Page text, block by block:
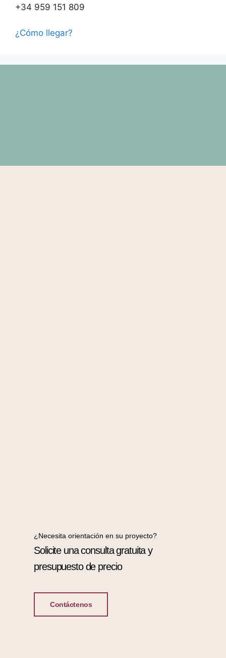
+34 959 151 809
¿Cómo llegar?
¿Necesita orientación en su proyecto?
Solicite una consulta gratuita y
presupuesto de precio
Contáctenos